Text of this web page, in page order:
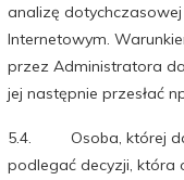
analizę
Internetowym.
przez Administratora
jej następnie przesłać
5.4. Osoba, której
podlegać decyzji, która